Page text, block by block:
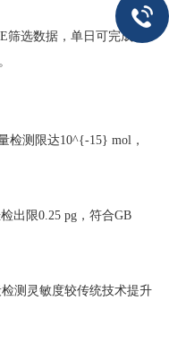
筛选数据，单日可完成
检测限达10^{-15} mol，
出限0.25 pg，符合GB
测灵敏度较传统技术提升